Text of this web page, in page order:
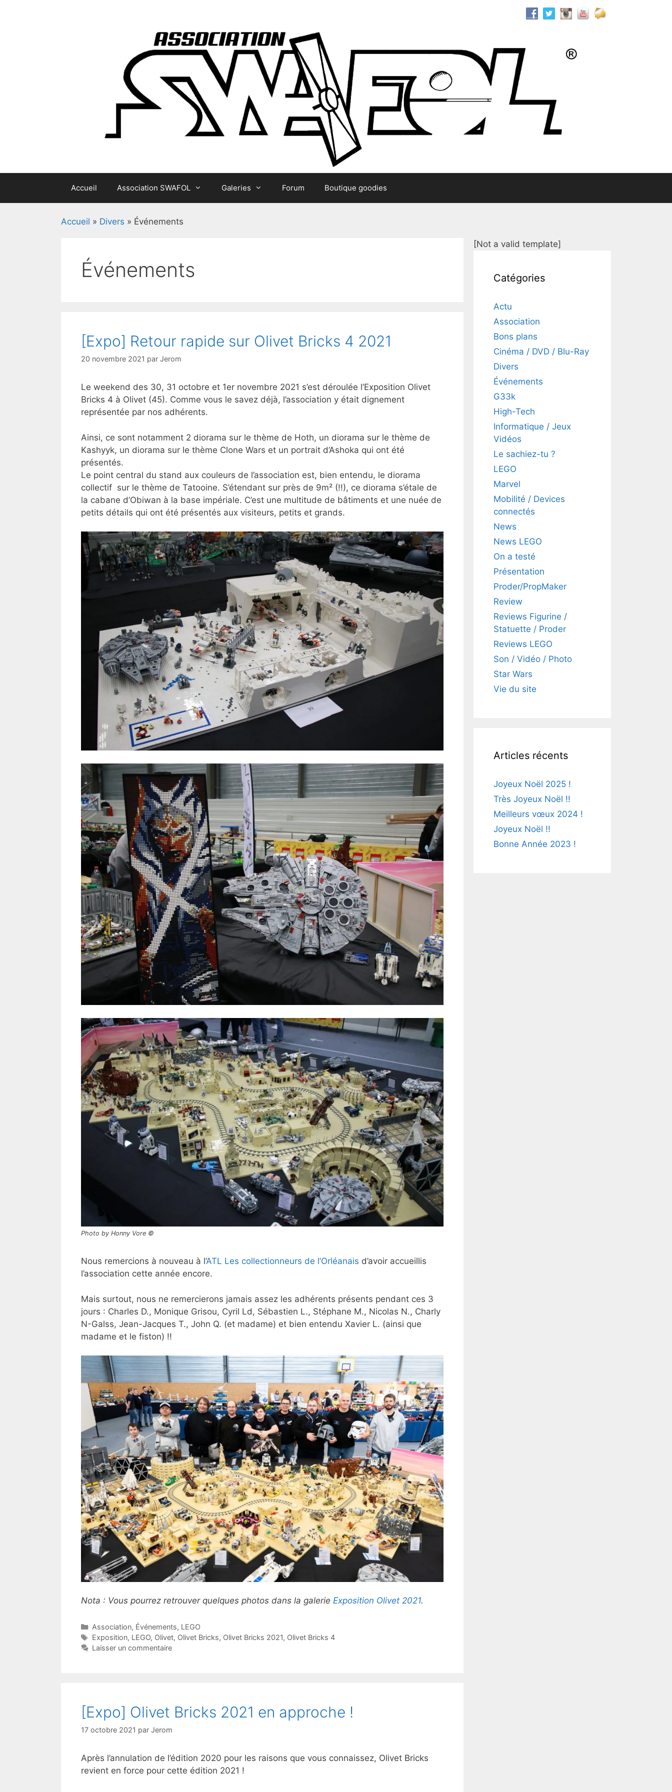
Accueil Association SWAFOL Galeries Forum Boutique goodies
Accueil » Divers » Événements
Événements
[Expo] Retour rapide sur Olivet Bricks 4 2021
20 novembre 2021 par Jerom
Le weekend des 30, 31 octobre et 1er novembre 2021 s’est déroulée l’Exposition Olivet
Bricks 4 à Olivet (45). Comme vous le savez déjà, l’association y était dignement
représentée par nos adhérents.
Ainsi, ce sont notamment 2 diorama sur le thème de Hoth, un diorama sur le thème de
Kashyyk, un diorama sur le thème Clone Wars et un portrait d’Ashoka qui ont été
présentés.
Le point central du stand aux couleurs de l’association est, bien entendu, le diorama
collectif sur le thème de Tatooine. S’étendant sur près de 9m² (!!), ce diorama s’étale de
la cabane d’Obiwan à la base impériale. C’est une multitude de bâtiments et une nuée de
petits détails qui ont été présentés aux visiteurs, petits et grands.
Photo by Honny Vore ©
Nous remercions à nouveau à l’ATL Les collectionneurs de l’Orléanais d’avoir accueillis
l’association cette année encore.
Mais surtout, nous ne remercierons jamais assez les adhérents présents pendant ces 3
jours : Charles D., Monique Grisou, Cyril Ld, Sébastien L., Stéphane M., Nicolas N., Charly
N-Galss, Jean-Jacques T., John Q. (et madame) et bien entendu Xavier L. (ainsi que
madame et le fiston) !!
Nota : Vous pourrez retrouver quelques photos dans la galerie Exposition Olivet 2021.
Catégories
Association, Événements, LEGO
Étiquettes
Exposition, LEGO, Olivet, Olivet Bricks, Olivet Bricks 2021, Olivet Bricks 4
Laisser un commentaire
[Expo] Olivet Bricks 2021 en approche !
17 octobre 2021 par Jerom
Après l’annulation de l’édition 2020 pour les raisons que vous connaissez, Olivet Bricks
revient en force pour cette édition 2021 !
[Not a valid template]
Catégories
Actu
Association
Bons plans
Cinéma / DVD / Blu-Ray
Divers
Événements
G33k
High-Tech
Informatique / Jeux
Vidéos
Le sachiez-tu ?
LEGO
Marvel
Mobilité / Devices
connectés
News
News LEGO
On a testé
Présentation
Proder/PropMaker
Review
Reviews Figurine /
Statuette / Proder
Reviews LEGO
Son / Vidéo / Photo
Star Wars
Vie du site
Articles récents
Joyeux Noël 2025 !
Très Joyeux Noël !!
Meilleurs vœux 2024 !
Joyeux Noël !!
Bonne Année 2023 !